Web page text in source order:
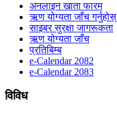
अनलाइन खाता फारम
ऋण योग्यता जाँच गर्नुहोस्
साइबर सुरक्षा जागरूकता
ऋण योग्यता जाँच
प्रतिबिम्ब
e-Calendar 2082
e-Calendar 2083
विविध